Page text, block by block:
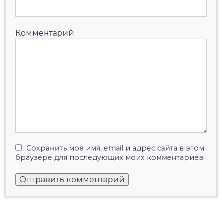
Комментарий
Сохранить моё имя, email и адрес сайта в этом
браузере для последующих моих комментариев.